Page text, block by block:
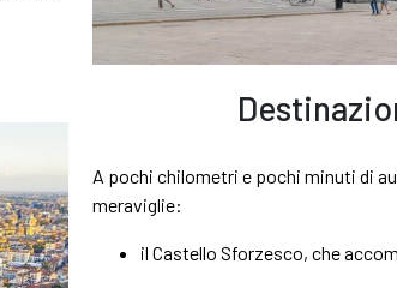
A pochi chilometri e pochi minuti di
meraviglie:
il Castello Sforzesco, che